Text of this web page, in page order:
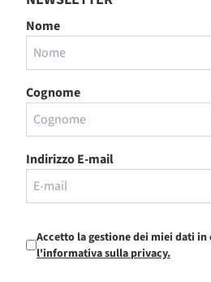
Nome
Cognome
Indirizzo E-mail
Accetto la gestione dei miei dati
l'informativa sulla privacy.